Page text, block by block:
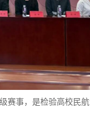
赛事，是检验高校民